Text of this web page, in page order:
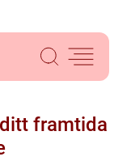
framtida